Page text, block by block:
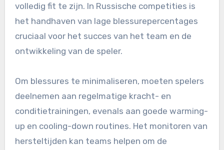
volledig fit te zijn. In Russische competities is
het handhaven van lage blessurepercentages
cruciaal voor het succes van het team en de
ontwikkeling van de speler.
Om blessures te minimaliseren, moeten spelers
deelnemen aan regelmatige kracht- en
conditietrainingen, evenals aan goede warming-
up en cooling-down routines. Het monitoren van
hersteltijden kan teams helpen om de